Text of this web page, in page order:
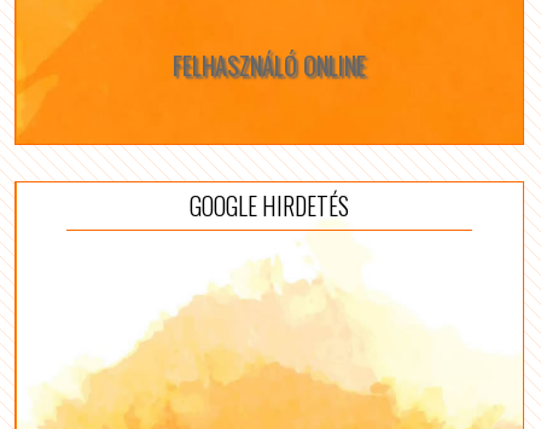
FELHASZNÁLÓ ONLINE
GOOGLE HIRDETÉS